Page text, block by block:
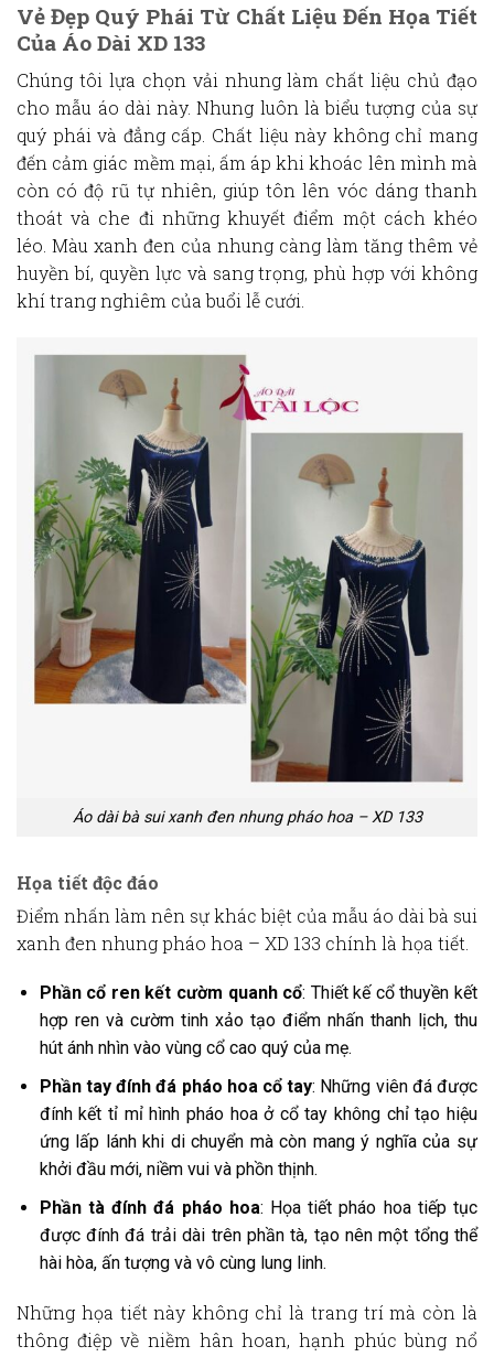
Vẻ Đẹp Quý Phái Từ Chất Liệu Đến Họa Tiết
Của Áo Dài XD 133
Chúng tôi lựa chọn vải nhunglàm chất liệu chủ đạo
cho mẫu áo dài này. Nhung luôn là biểu tượng của sự
quý phái và đẳng cấp. Chất liệu này không chỉ mang
đến cảm giác mềm mại, ấm áp khi khoác lên mình mà
còn có độ rũ tự nhiên, giúp tôn lên vóc dáng thanh
thoát và che đi những khuyết điểm một cách khéo
léo. Màu xanh đen của nhung càng làm tăng thêm vẻ
huyền bí, quyền lực và sang trọng, phù hợp với không
khí trang nghiêm của buổi lễ cưới.
Áo dài bà sui xanh đen nhung pháo hoa – XD 133
Họa tiết độc đáo
Điểm nhấn làm nên sự khác biệt của mẫu áo dài bà sui
xanh đen nhung pháo hoa – XD 133 chính là họa tiết.
Phần cổ ren kết cườm quanh cổ: Thiết kế cổ thuyền kết
hợp ren và cườm tinh xảo tạo điểm nhấn thanh lịch, thu
hút ánh nhìn vào vùng cổ cao quý của mẹ.
Phần tay đính đá pháo hoa cổ tay: Những viên đá được
đính kết tỉ mỉ hình pháo hoa ở cổ tay không chỉ tạo hiệu
ứng lấp lánh khi di chuyển mà còn mang ý nghĩa của sự
khởi đầu mới, niềm vui và phồn thịnh.
Phần tà đính đá pháo hoa: Họa tiết pháo hoa tiếp tục
được đính đá trải dài trên phần tà, tạo nên một tổng thể
hài hòa, ấn tượng và vô cùng lung linh.
Những họa tiết này không chỉ là trang trí mà còn là
thông điệp về niềm hân hoan, hạnh phúc bùng nổ